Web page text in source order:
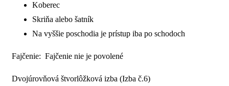
Koberec
Skriňa alebo šatník
Na vyššie poschodia je prístup iba po schodoch
Fajčenie: Fajčenie nie je povolené
Dvojúrovňová štvorlôžková izba (Izba č.6)